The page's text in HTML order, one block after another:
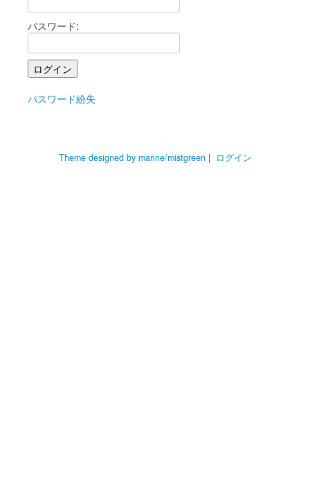
パスワード:
パスワード紛失
Theme designed by marine/mistgreen| ログイン